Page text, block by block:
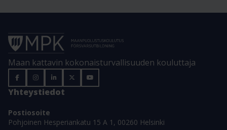
Maan kattavin kokonaisturvallisuuden kouluttaja
Yhteystiedot
Postiosoite
Pohjoinen Hesperiankatu 15 A 1, 00260 Helsinki